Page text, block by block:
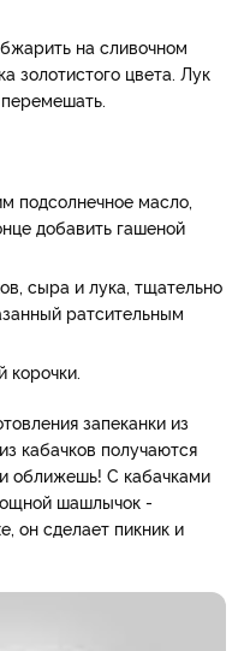
на сливочном
золотистого цвета. Лук
подсолнечное масло,
добавить гашеной
сыра и лука, тщательно
ратсительным
запеканки из
кабачков получаются
оближешь! С кабачками
шашлычок -
он сделает пикник и